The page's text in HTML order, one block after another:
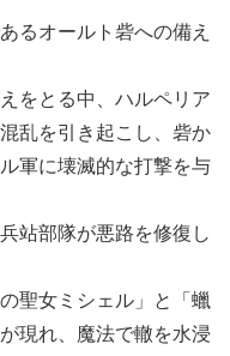
るオールト砦への備え
をとる中、ハルペリア
乱を引き起こし、砦か
軍に壊滅的な打撃を与
站部隊が悪路を修復し
聖女ミシェル」と「蠟
現れ、魔法で轍を水浸